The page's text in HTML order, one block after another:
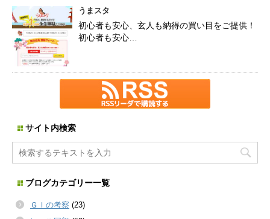
うまスタ
初心者も安心、玄人も納得の買い目をご提供！
初心者も安心…
サイト内検索
ブログカテゴリー一覧
ＧＩの考察 (23)